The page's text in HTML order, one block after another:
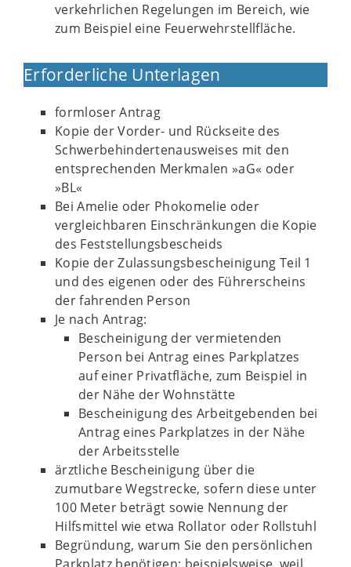
verkehrlichen Regelungen im Bereich, wie
zum Beispiel eine Feuerwehrstellfläche.
Erforderliche Unterlagen
formloser Antrag
Kopie der Vorder- und Rückseite des
Schwerbehindertenausweises mit den
entsprechenden Merkmalen »aG« oder
»BL«
Bei Amelie oder Phokomelie oder
vergleichbaren Einschränkungen die Kopie
des Feststellungsbescheids
Kopie der Zulassungsbescheinigung Teil 1
und des eigenen oder des Führerscheins
der fahrenden Person
Je nach Antrag:
Bescheinigung der vermietenden
Person bei Antrag eines Parkplatzes
auf einer Privatfläche, zum Beispiel in
der Nähe der Wohnstätte
Bescheinigung des Arbeitgebenden bei
Antrag eines Parkplatzes in der Nähe
der Arbeitsstelle
ärztliche Bescheinigung über die
zumutbare Wegstrecke, sofern diese unter
100 Meter beträgt sowie Nennung der
Hilfsmittel wie etwa Rollator oder Rollstuhl
Begründung, warum Sie den persönlichen